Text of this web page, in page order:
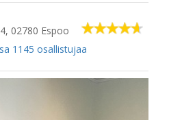
02780 Espoo
1145 osallistujaa